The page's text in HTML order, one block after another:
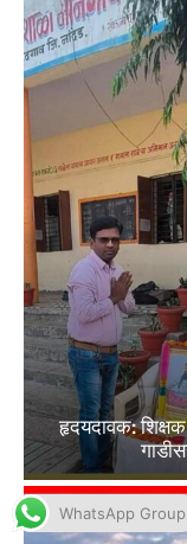
WhatsApp Group